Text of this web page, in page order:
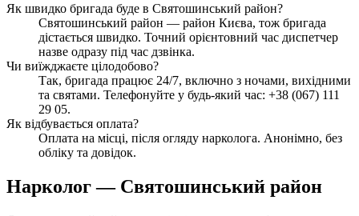
Як швидко бригада буде в Святошинський район?
Святошинський район — район Києва, тож бригада
дістається швидко. Точний орієнтовний час диспетчер
назве одразу під час дзвінка.
Чи виїжджаєте цілодобово?
Так, бригада працює 24/7, включно з ночами, вихідними
та святами. Телефонуйте у будь-який час: +38 (067) 111
29 05.
Як відбувається оплата?
Оплата на місці, після огляду нарколога. Анонімно, без
обліку та довідок.
Нарколог — Святошинський район